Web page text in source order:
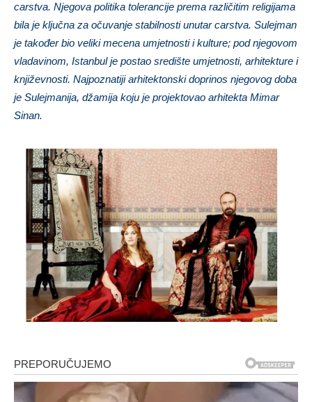
carstva. Njegova politika tolerancije prema različitim religijama
bila je ključna za očuvanje stabilnosti unutar carstva. Sulejman
je također bio veliki mecena umjetnosti i kulture; pod njegovom
vladavinom, Istanbul je postao središte umjetnosti, arhitekture i
književnosti. Najpoznatiji arhitektonski doprinos njegovog doba
je Sulejmanija, džamija koju je projektovao arhitekta Mimar
Sinan.